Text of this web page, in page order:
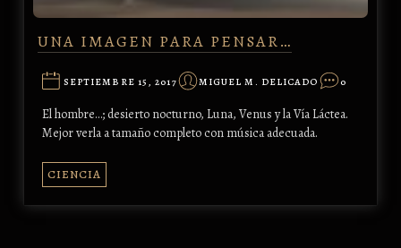
UNA IMAGEN PARA PENSAR…
SEPTIEMBRE 15, 2017 MIGUEL M. DELICADO 0
El hombre…; desierto nocturno, Luna, Venus y la Vía Láctea.
Mejor verla a tamaño completo con música adecuada.
CIENCIA